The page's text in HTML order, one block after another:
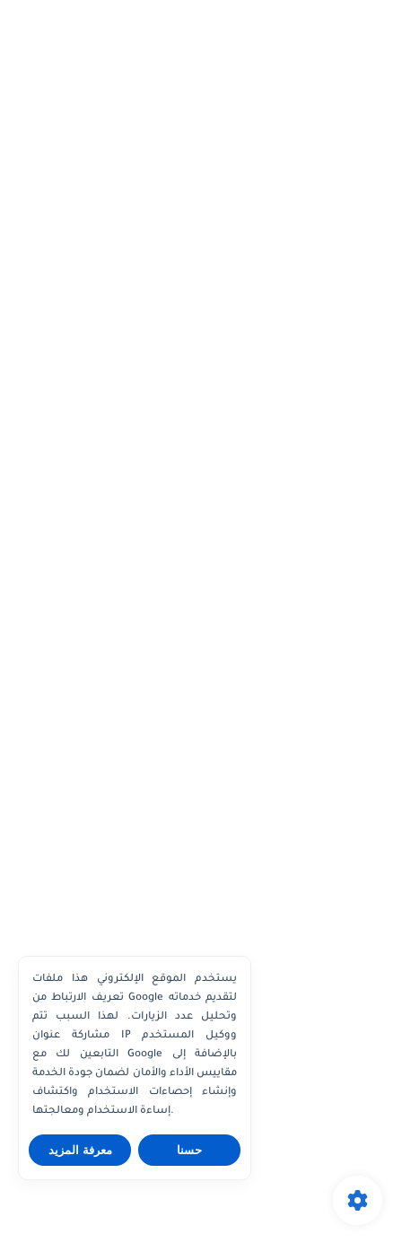
يستخدم الموقع الإلكتروني هذا ملفات
تعريف الارتباط من Google لتقديم خدماته
وتحليل عدد الزيارات. لهذا السبب تتم
مشاركة عنوان IP ووكيل المستخدم
التابعين لك مع Google بالإضافة إلى
مقاييس الأداء والأمان لضمان جودة الخدمة
وإنشاء إحصاءات الاستخدام واكتشاف
إساءة الاستخدام ومعالجتها.
معرفة المزيد حسنا